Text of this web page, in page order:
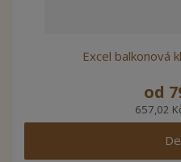
Excel balkonová
od
657,02